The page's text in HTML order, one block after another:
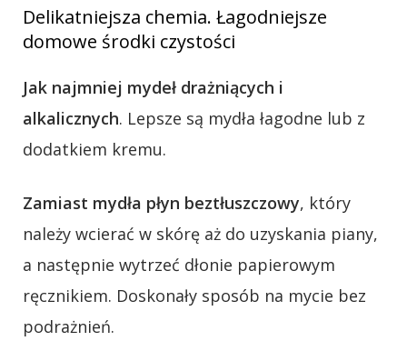
Delikatniejsza chemia. Łagodniejsze
domowe środki czystości
Jak najmniej mydeł drażniących i
alkalicznych. Lepsze są mydła łagodne lub z
dodatkiem kremu.
Zamiast mydła płyn beztłuszczowy, który
należy wcierać w skórę aż do uzyskania piany,
a następnie wytrzeć dłonie papierowym
ręcznikiem. Doskonały sposób na mycie bez
podrażnień.